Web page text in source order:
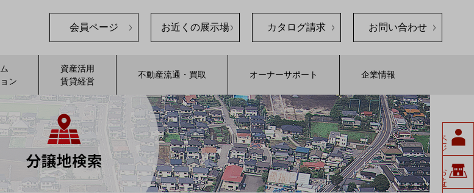
会員ページ お近くの展示場 カタログ請求 お問い合わせ
ン
資産活用
賃貸経営
不動産流通・買取 オーナーサポート 企業情報
ペ
ージ
お
近く
の
展示場